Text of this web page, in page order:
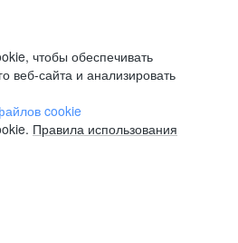
чтобы обеспечивать
веб-сайта и анализировать
cookie
Правила использования